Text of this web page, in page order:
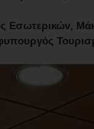
Εσωτερικών,